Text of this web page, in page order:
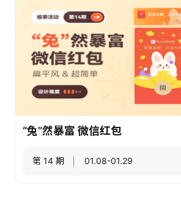
“兔”然暴富 微信红包
第 14 期 01.08-01.29